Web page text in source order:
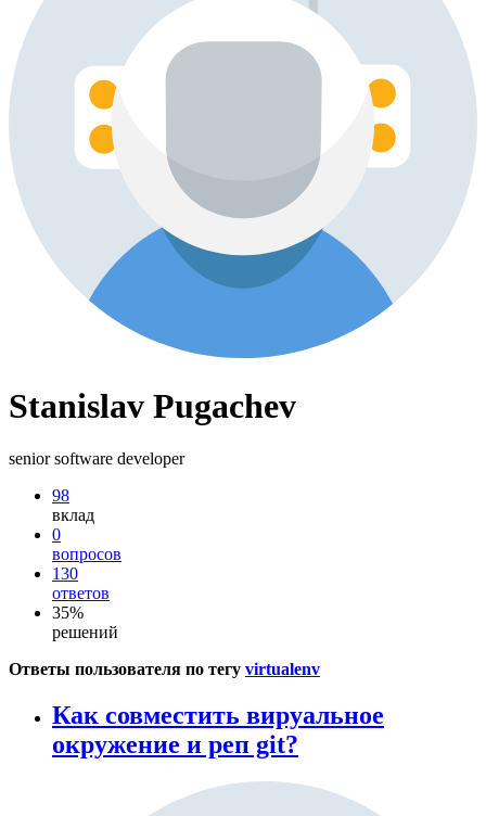
Stanislav Pugachev
senior software developer
98
вклад
0
вопросов
130
ответов
35%
решений
Ответы пользователя по тегу virtualenv
Как совместить вируальное
окружение и реп git?